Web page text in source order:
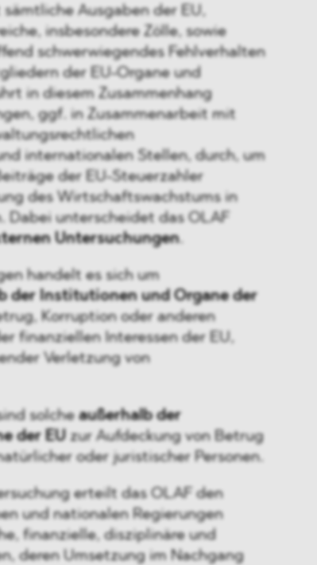
Ausgaben der EU,
insbesondere Zölle, sowie
schwerwiegendes Fehlverhalten
der EU-Organe und
in diesem Zusammenhang
ggf. in Zusammenarbeit mit
internationalen Stellen, durch, um
der EU-Steuerzahler
des Wirtschaftswachstums in
Dabei unterscheidet das OLAF
Untersuchungen.
handelt es sich um
der Institutionen und Organe der
Korruption oder anderen
finanziellen Interessen der EU,
Verletzung von
solcheaußerhalb der
der EUzur Aufdeckung von Betrug
oder juristischer Personen.
erteilt das OLAF den
und nationalen Regierungen
finanzielle, disziplinäre und
deren Umsetzung im Nachgang